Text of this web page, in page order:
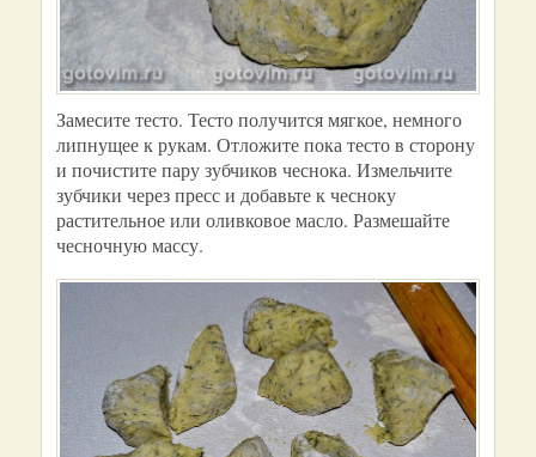
Замесите тесто. Тесто получится мягкое, немного
липнущее к рукам. Отложите пока тесто в сторону
и почистите пару зубчиков чеснока. Измельчите
зубчики через пресс и добавьте к чесноку
растительное или оливковое масло. Размешайте
чесночную массу.